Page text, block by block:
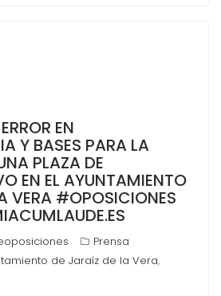
EN
Y BASES PARA LA
PLAZA DE
EN EL AYUNTAMIENTO
VERA #OPOSICIONES
Prensa
de Jaraíz de la Vera,